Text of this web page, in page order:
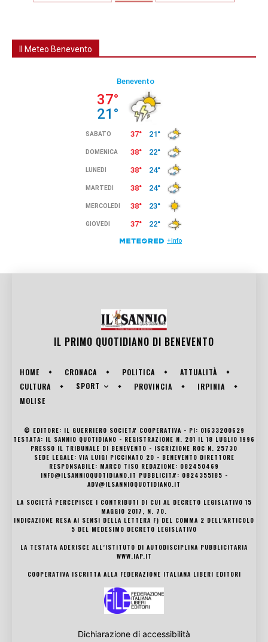
Il Meteo Benevento
IL PRIMO QUOTIDIANO DI BENEVENTO
HOME CRONACA POLITICA
ATTUALITÀ
CULTURA
SPORT PROVINCIA
IRPINIA
MOLISE
© EDITORE: IL GUERRIERO SOCIETA' COOPERATIVA - PI: 01633200629
TESTATA: IL SANNIO QUOTIDIANO - REGISTRAZIONE N. 201 IL 18 LUGLIO 1996
PRESSO IL TRIBUNALE DI BENEVENTO - ISCRIZIONE ROC N. 25730
SEDE LEGALE: VIA LUIGI PICCINATO 20 - BENEVENTO DIRETTORE
RESPONSABILE: MARCO TISO REDAZIONE: 082450469
INFO@ILSANNIOQUOTIDIANO.IT PUBBLICITA': 0824355185 -
ADV@ILSANNIOQUOTIDIANO.IT
LA SOCIETÀ PERCEPISCE I CONTRIBUTI DI CUI AL DECRETO LEGISLATIVO 15
MAGGIO 2017, N. 70.
INDICAZIONE RESA AI SENSI DELLA LETTERA F) DEL COMMA 2 DELL’ARTICOLO
5 DEL MEDESIMO DECRETO LEGISLATIVO
LA TESTATA ADERISCE ALL’ISTITUTO DI AUTODISCIPLINA PUBBLICITARIA
WWW.IAP.IT
COOPERATIVA ISCRITTA ALLA FEDERAZIONE ITALIANA LIBERI EDITORI
Dichiarazione di accessibilità